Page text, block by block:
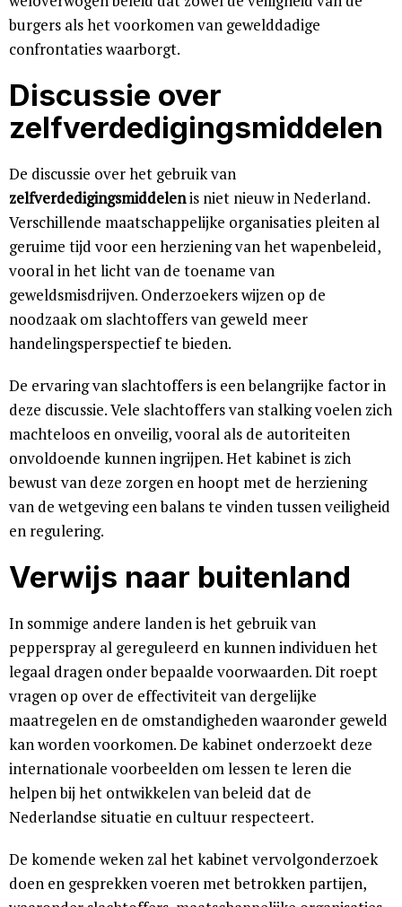
burgers als het voorkomen van gewelddadige
confrontaties waarborgt.
Discussie over
zelfverdedigingsmiddelen
De discussie over het gebruik van
zelfverdedigingsmiddelenis niet nieuw in Nederland.
Verschillende maatschappelijke organisaties pleiten al
geruime tijd voor een herziening van het wapenbeleid,
vooral in het licht van de toename van
geweldsmisdrijven. Onderzoekers wijzen op de
noodzaak om slachtoffers van geweld meer
handelingsperspectief te bieden.
De ervaring van slachtoffers is een belangrijke factor in
deze discussie. Vele slachtoffers van stalking voelen zich
machteloos en onveilig, vooral als de autoriteiten
onvoldoende kunnen ingrijpen. Het kabinet is zich
bewust van deze zorgen en hoopt met de herziening
van de wetgeving een balans te vinden tussen veiligheid
en regulering.
Verwijs naar buitenland
In sommige andere landen is het gebruik van
pepperspray al gereguleerd en kunnen individuen het
legaal dragen onder bepaalde voorwaarden. Dit roept
vragen op over de effectiviteit van dergelijke
maatregelen en de omstandigheden waaronder geweld
kan worden voorkomen. De kabinet onderzoekt deze
internationale voorbeelden om lessen te leren die
helpen bij het ontwikkelen van beleid dat de
Nederlandse situatie en cultuur respecteert.
De komende weken zal het kabinet vervolgonderzoek
doen en gesprekken voeren met betrokken partijen,